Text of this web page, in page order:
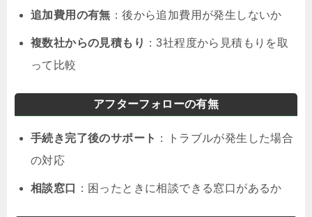
追加費用の有無 ：後から追加費用が発生しないか
複数社からの見積もり ：3社程度から見積もりを取
って比較
アフターフォローの有無
手続き完了後のサポート ：トラブルが発生した場合
の対応
相談窓口 ：困ったときに相談できる窓口があるか